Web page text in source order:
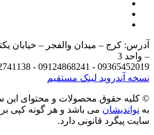
3
09365452019 - 09124868241 -
آندرویدلینک مستقیم
حقوق محصولات و محتوای اين
می باشد و هر گونه کپی
پیگرد قانونی دارد.